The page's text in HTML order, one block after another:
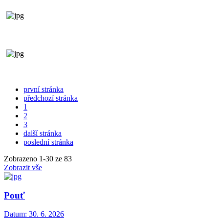
první stránka
předchozí stránka
1
2
3
další stránka
poslední stránka
Zobrazeno 1-30 ze 83
Zobrazit vše
Pouť
Datum: 30. 6. 2026